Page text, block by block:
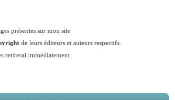
présentes sur mon site
de leurs éditeurs et auteurs respectifs.
retirerai immédiatement